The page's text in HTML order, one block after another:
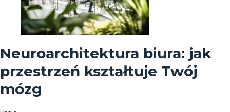
Neuroarchitektura biura: jak
przestrzeń kształtuje Twój
mózg